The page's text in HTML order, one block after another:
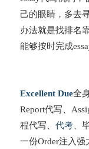
己的眼睛，多去
办法就是找排名
能够按时完成
Excellent Due全
Report代写、
程代写、 代考、
一份Order注入